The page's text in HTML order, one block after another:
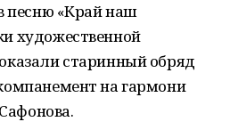
песню «Край наш
художественной
старинный обряд
на гармони